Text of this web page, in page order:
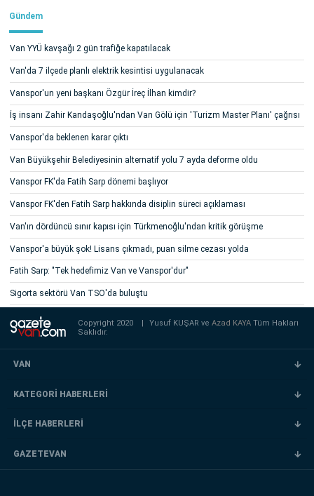
Gündem
Van YYÜ kavşağı 2 gün trafiğe kapatılacak
Van'da 7 ilçede planlı elektrik kesintisi uygulanacak
Vanspor'un yeni başkanı Özgür İreç İlhan kimdir?
İş insanı Zahir Kandaşoğlu'ndan Van Gölü için 'Turizm Master Planı' çağrısı
Vanspor'da beklenen karar çıktı
Van Büyükşehir Belediyesinin alternatif yolu 7 ayda deforme oldu
Vanspor FK'da Fatih Sarp dönemi başlıyor
Vanspor FK'den Fatih Sarp hakkında disiplin süreci açıklaması
Van'ın dördüncü sınır kapısı için Türkmenoğlu'ndan kritik görüşme
Vanspor'a büyük şok! Lisans çıkmadı, puan silme cezası yolda
Fatih Sarp: "Tek hedefimiz Van ve Vanspor'dur"
Sigorta sektörü Van TSO'da buluştu
Copyright 2020 Yusuf KUŞAR veAzad KAYATüm Hakları
Saklıdır.
VAN
KATEGORİ HABERLERİ
İLÇE HABERLERİ
GAZETEVAN